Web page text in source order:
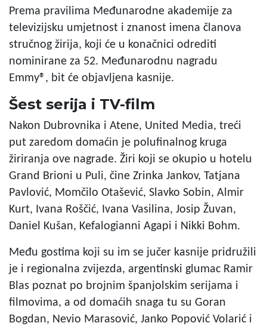
Prema pravilima Međunarodne akademije za
televizijsku umjetnost i znanost imena članova
stručnog žirija, koji će u konačnici odrediti
nominirane za 52. Međunarodnu nagradu
Emmy®, bit će objavljena kasnije.
Šest serija i TV-film
Nakon Dubrovnika i Atene, United Media, treći
put zaredom domaćin je polufinalnog kruga
žiriranja ove nagrade. Žiri koji se okupio u hotelu
Grand Brioni u Puli, čine Zrinka Jankov, Tatjana
Pavlović, Momčilo Otašević, Slavko Sobin, Almir
Kurt, Ivana Roščić, Ivana Vasilina, Josip Žuvan,
Daniel Kušan, Kefalogianni Agapi i Nikki Bohm.
Među gostima koji su im se jučer kasnije pridružili
je i regionalna zvijezda, argentinski glumac Ramir
Blas poznat po brojnim španjolskim serijama i
filmovima, a od domaćih snaga tu su Goran
Bogdan, Nevio Marasović, Janko Popović Volarić i